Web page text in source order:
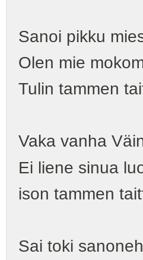
Sanoi pikku
Olen mie
Tulin tammen
Vaka vanha
Ei liene sinua
ison tammen
Sai toki